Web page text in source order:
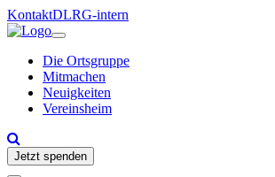
KontaktDLRG-intern
Die Ortsgruppe
Mitmachen
Neuigkeiten
Vereinsheim
Jetzt spenden